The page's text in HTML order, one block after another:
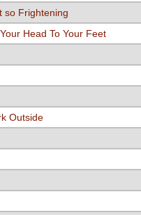
so Frightening
Head To Your Feet
Outside